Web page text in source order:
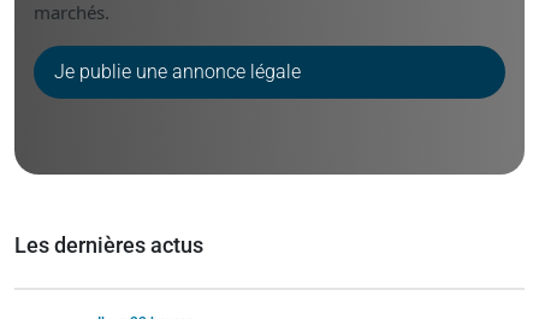
marchés.
Je publie une annonce légale
Les dernières actus